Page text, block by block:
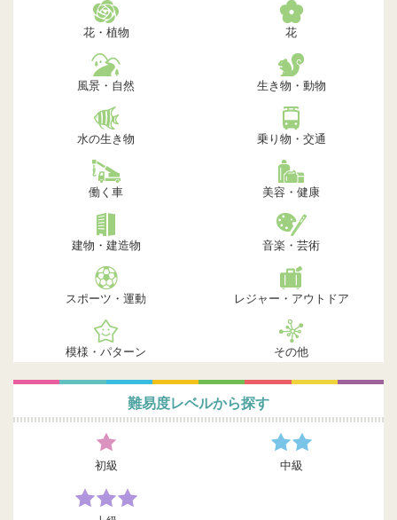
花・植物 花
風景・自然 生き物・動物
水の生き物 乗り物・交通
働く車 美容・健康
建物・建造物 音楽・芸術
スポーツ・運動 レジャー・アウトドア
模様・パターン その他
難易度レベルから探す
初級 中級